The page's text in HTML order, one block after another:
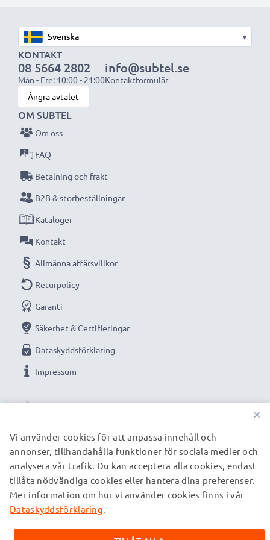
att sticka ut något under den bärbara datorn, eller på
dess baksida, men lämpar sig ändå för användning då
det har utformats för att vara kompatibelt med
datorns batteriutrymme.
Välj CELLONIC och kompromissa aldrig med
kvaliteten. Beställ nu!
▾
KONTAKT
08 5664 2802
Mån - Fre: 10:00 - 21:00
info@subtel.se
Kontaktformulär
Ångra avtalet
VÅRA BETALNINGSALTERNATIV
OM SUBTEL
Om oss
FAQ
Betalning och frakt
B2B & storbeställningar
Kataloger
Kontakt
Allmänna affärsvillkor
Returpolicy
Garanti
Säkerhet & Certifieringar
Dataskyddsförklaring
Impressum
VÅRA FRAKTPARTNERS
© subtel.se 2026
Alla priser är inklusive moms och exklusive fraktkostnader.
varumärken tillhörande deras ägare och anges på våra
×
Vi använder cookies för att anpassa innehåll och
annonser, tillhandahålla funktioner för sociala medier och
analysera vår trafik. Du kan acceptera alla cookies, endast
tillåta nödvändiga cookies eller hantera dina preferenser.
Mer information om hur vi använder cookies finns i vår
Dataskyddsförklaring.